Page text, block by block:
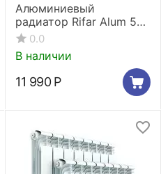
Алюминиевый
радиатор Rifar Alum 500
11 секций
0.0
В наличии
11 990 Р